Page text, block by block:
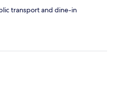
transport and dine-in